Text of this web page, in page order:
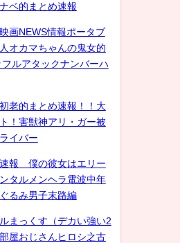
ベ的まとめ速報
画NEWS情報ポータブ
オカマちゃんの鬼女的
ルアタックナンバーハ
老的まとめ速報！！大
！害獣神アリ・ガー被
イバー
報 僕の彼女はエリー
タルメンヘラ電波中年
るみ男子末路編
まっくす（デカい強い2
屋おじさんヒロシ之古